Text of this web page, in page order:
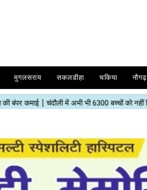
मुगलसराय सकलडीहा चकिया नौगढ़